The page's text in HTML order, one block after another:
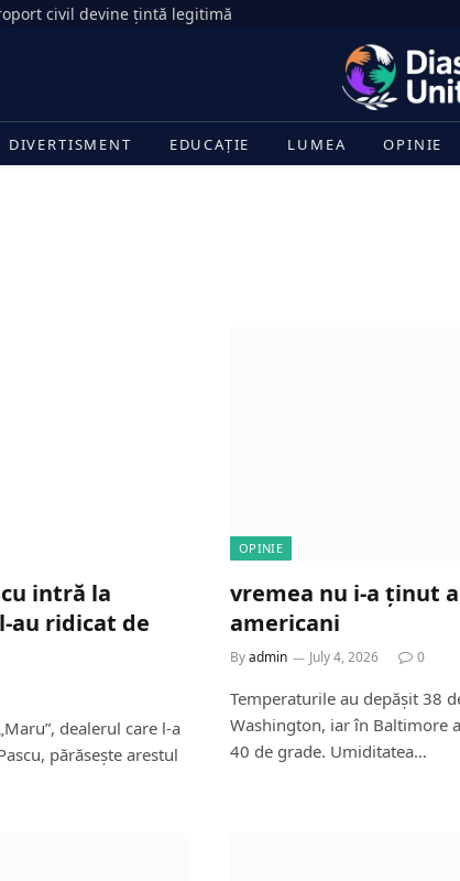
civil devine țintă legitimă
DIVERTISMENT EDUCAȚIE LUMEA OPINIE
intră la
au ridicat de
dealerul care l-a
părăsește arestul
OPINIE
vremea nu i-a ținut
americani
Byadmin July 4, 2026 0
Temperaturile au depășit 38
Washington, iar în Baltimore
40 de grade. Umiditatea…